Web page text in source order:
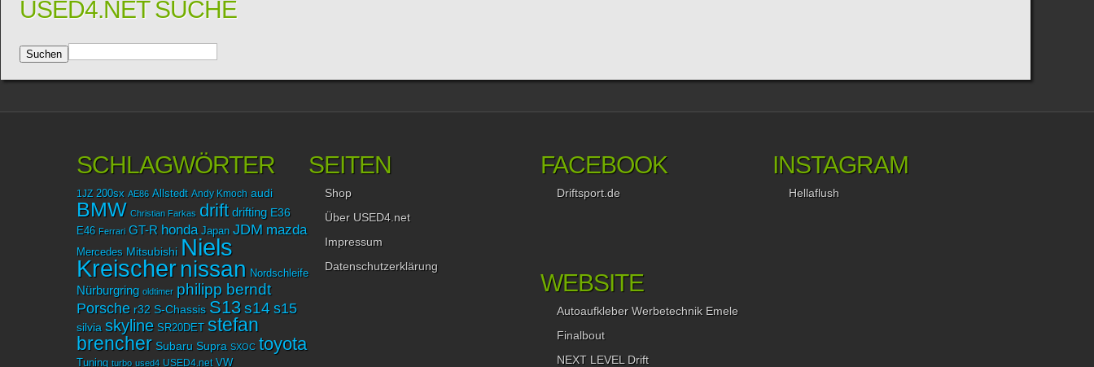
USED4.NET SUCHE
SCHLAGWÖRTER
1JZ 200sx AE86 Allstedt Andy Kmoch audi
BMW Christian Farkas drift drifting E36
E46 Ferrari GT-R honda Japan JDM mazda
Mercedes Mitsubishi Niels
Kreischernissan Nordschleife
Nürburgring oldtimer philipp berndt
Porsche r32 S-Chassis S13s14 s15
silvia skyline SR20DET stefan
brencher Subaru Supra SXOC toyota
Tuning turbo used4 USED4.net VW
SEITEN
Shop
Über USED4.net
Impressum
Datenschutzerklärung
FACEBOOK
Driftsport.de
INSTAGRAM
Hellaflush
WEBSITE
Autoaufkleber Werbetechnik Emele
Finalbout
NEXT LEVEL Drift